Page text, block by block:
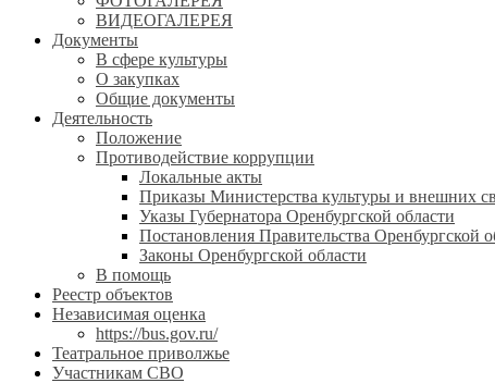
ВИДЕОГАЛЕРЕЯ
Документы
В сфере культуры
О закупках
Общие документы
Деятельность
Положение
Противодействие коррупции
Локальные акты
Приказы Министерства культуры и внешних
Указы Губернатора Оренбургской области
Постановления Правительства Оренбургской
Законы Оренбургской области
В помощь
Реестр объектов
Независимая оценка
https://bus.gov.ru/
Театральное приволжье
Участникам СВО